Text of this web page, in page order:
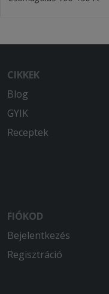
CIKKEK
Blog
GYIK
Receptek
FIÓKOD
Bejelentkezés
Regisztráció